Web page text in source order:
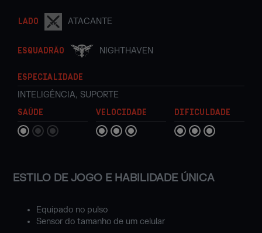
LADO ATACANTE
ESQUADRÃO NIGHTHAVEN
ESPECIALIDADE
INTELIGÊNCIA, SUPORTE
SAÚDE VELOCIDADE DIFICULDADE
ESTILO DE JOGO E HABILIDADE ÚNICA
Equipado no pulso
Sensor do tamanho de um celular